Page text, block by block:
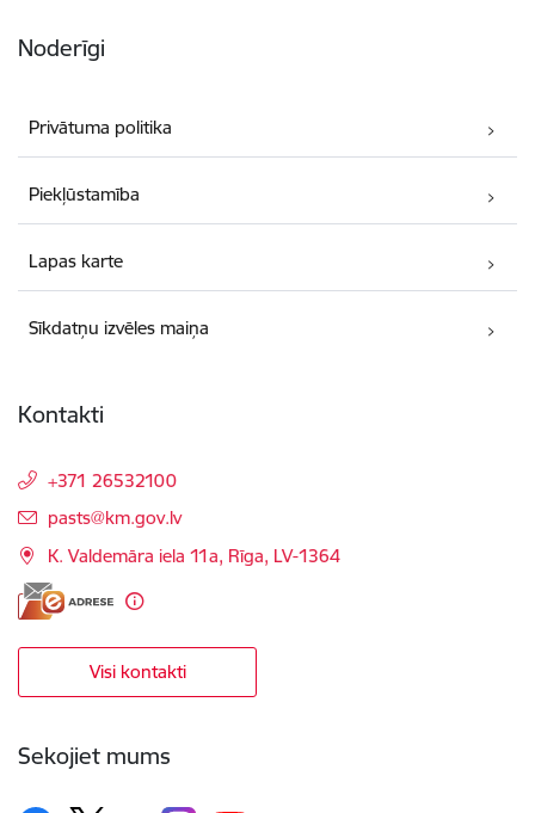
Noderīgi
Privātuma politika
Piekļūstamība
Lapas karte
Sīkdatņu izvēles maiņa
Kontakti
+371 26532100
E-pasts:
pasts@km.gov.lv
K. Valdemāra iela 11a, Rīga, LV-1364
Visi kontakti
Sekojiet mums